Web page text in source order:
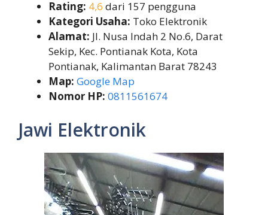
Rating: 4,6 dari 157 pengguna
Kategori Usaha: Toko Elektronik
Alamat: Jl. Nusa Indah 2 No.6, Darat
Sekip, Kec. Pontianak Kota, Kota
Pontianak, Kalimantan Barat 78243
Map: Google Map
Nomor HP: 0811561674
Jawi Elektronik